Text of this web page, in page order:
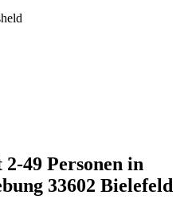
49 Personen in
33602 Bielefeld